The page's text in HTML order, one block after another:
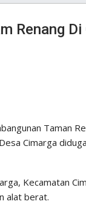
Renang Di
Taman
Cimarga
Kecamatan
alat berat.